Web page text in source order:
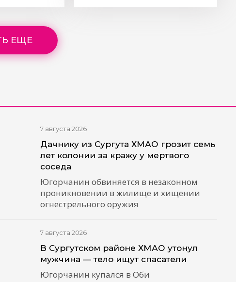
ЕЩЕ
7 августа 2026
Дачнику из Сургута ХМАО грозит семь
лет колонии за кражу у мертвого
соседа
Югорчанин обвиняется в незаконном
проникновении в жилище и хищении
огнестрельного оружия
7 августа 2026
В Сургутском районе ХМАО утонул
мужчина — тело ищут спасатели
Югорчанин купался в Оби